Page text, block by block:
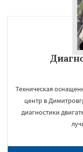
Техническая
центр в
диагностики